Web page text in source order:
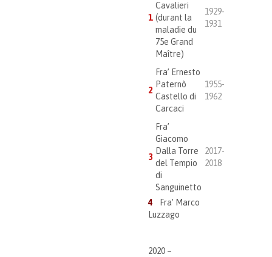
1
Cavalieri
(durant la
maladie du
75e Grand
Maître)
1929-
1931
2
Fra’ Ernesto
Paternò
Castello di
Carcaci
1955-
1962
3
Fra’
Giacomo
Dalla Torre
del Tempio
di
Sanguinetto
2017-
2018
4 Fra’ Marco
Luzzago
2020 –